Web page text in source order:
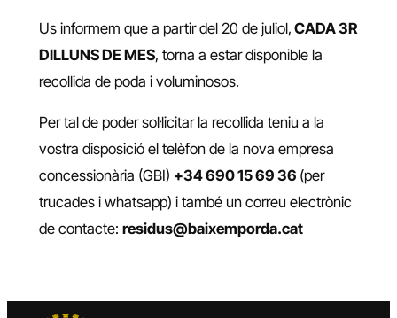
Us informem que a partir del 20 de juliol, CADA 3R
DILLUNS DE MES, torna a estar disponible la
recollida de poda i voluminosos.
Per tal de poder sol·licitar la recollida teniu a la
vostra disposició el telèfon de la nova empresa
concessionària (GBI) +34 690 15 69 36 (per
trucades i whatsapp) i també un correu electrònic
de contacte: residus@baixemporda.cat